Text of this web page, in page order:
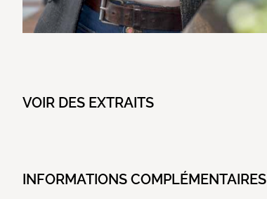
VOIR DES EXTRAITS
INFORMATIONS COMPLÉMENTAIRES